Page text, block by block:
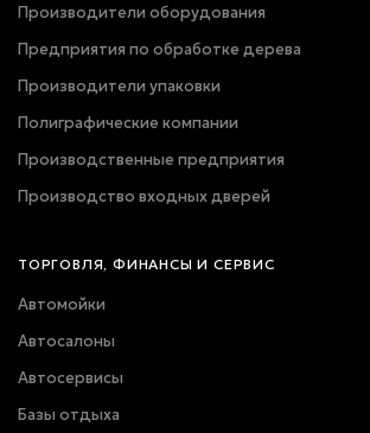
Производители оборудования
Предприятия по обработке дерева
Производители упаковки
Полиграфические компании
Производственные предприятия
Производство входных дверей
ТОРГОВЛЯ, ФИНАНСЫ И СЕРВИС
Автомойки
Автосалоны
Автосервисы
Базы отдыха